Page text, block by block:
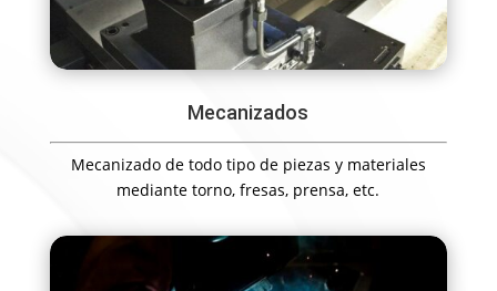
Mecanizados
Mecanizado de todo tipo de piezas y materiales
mediante torno, fresas, prensa, etc.